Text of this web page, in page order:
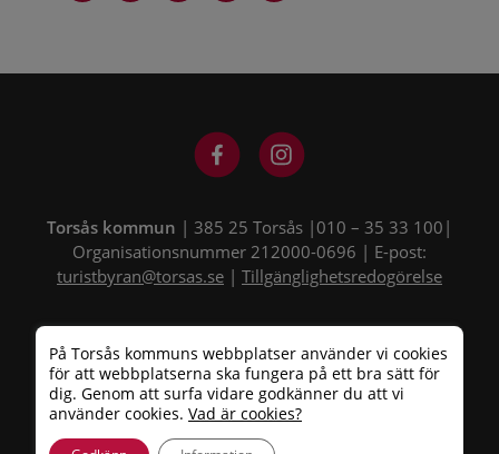
På Torsås kommuns webbplatser använder vi cookies
för att webbplatserna ska fungera på ett bra sätt för
dig. Genom att surfa vidare godkänner du att vi
använder cookies. Vad är cookies?
Torsås kommun | 385 25 Torsås |010 – 35 33 100|
Organisationsnummer 212000-0696 | E-post:
turistbyran@torsas.se | Tillgänglighetsredogörelse